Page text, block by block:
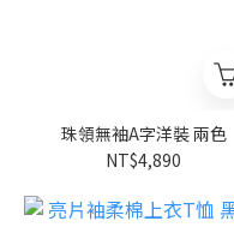
珠領無袖A字洋裝 兩色
NT$4,890